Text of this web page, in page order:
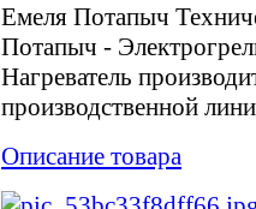
Емеля Потапыч
Потапыч -
Нагреватель
производственной
Описание товара